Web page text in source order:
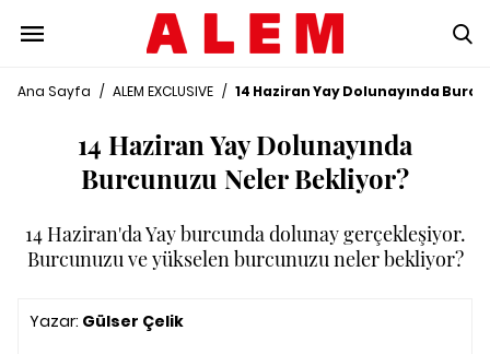
Ana Sayfa / ALEM EXCLUSIVE / 14 Haziran Yay Dolunayında
14 Haziran Yay Dolunayında
Burcunuzu Neler Bekliyor?
14 Haziran'da Yay burcunda dolunay gerçekleşiyor.
Burcunuzu ve yükselen burcunuzu neler bekliyor?
Yazar: Gülser Çelik